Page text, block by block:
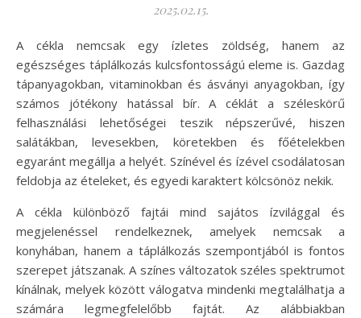
2025.02.15.
A cékla nemcsak egy ízletes zöldség, hanem az
egészséges táplálkozás kulcsfontosságú eleme is. Gazdag
tápanyagokban, vitaminokban és ásványi anyagokban, így
számos jótékony hatással bír. A céklát a széleskörű
felhasználási lehetőségei teszik népszerűvé, hiszen
salátákban, levesekben, köretekben és főételekben
egyaránt megállja a helyét. Színével és ízével csodálatosan
feldobja az ételeket, és egyedi karaktert kölcsönöz nekik.
A cékla különböző fajtái mind sajátos ízvilággal és
megjelenéssel rendelkeznek, amelyek nemcsak a
konyhában, hanem a táplálkozás szempontjából is fontos
szerepet játszanak. A színes változatok széles spektrumot
kínálnak, melyek között válogatva mindenki megtalálhatja a
számára legmegfelelőbb fajtát. Az alábbiakban